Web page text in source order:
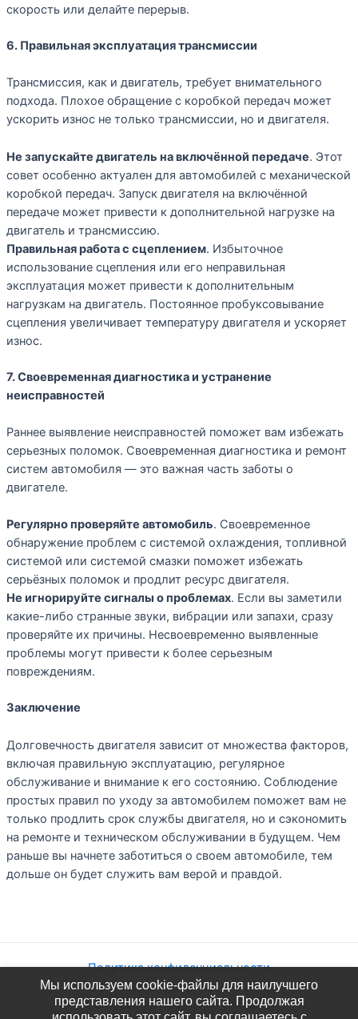
скорость или делайте перерыв.
6. Правильная эксплуатация трансмиссии
Трансмиссия, как и двигатель, требует внимательного
подхода. Плохое обращение с коробкой передач может
ускорить износ не только трансмиссии, но и двигателя.
Не запускайте двигатель на включённой передаче. Этот
совет особенно актуален для автомобилей с механической
коробкой передач. Запуск двигателя на включённой
передаче может привести к дополнительной нагрузке на
двигатель и трансмиссию.
Правильная работа с сцеплением. Избыточное
использование сцепления или его неправильная
эксплуатация может привести к дополнительным
нагрузкам на двигатель. Постоянное пробуксовывание
сцепления увеличивает температуру двигателя и ускоряет
износ.
7. Своевременная диагностика и устранение
неисправностей
Раннее выявление неисправностей поможет вам избежать
серьезных поломок. Своевременная диагностика и ремонт
систем автомобиля — это важная часть заботы о
двигателе.
Регулярно проверяйте автомобиль. Своевременное
обнаружение проблем с системой охлаждения, топливной
системой или системой смазки поможет избежать
серьёзных поломок и продлит ресурс двигателя.
Не игнорируйте сигналы о проблемах. Если вы заметили
какие-либо странные звуки, вибрации или запахи, сразу
проверяйте их причины. Несвоевременно выявленные
проблемы могут привести к более серьезным
повреждениям.
Заключение
Долговечность двигателя зависит от множества факторов,
включая правильную эксплуатацию, регулярное
обслуживание и внимание к его состоянию. Соблюдение
простых правил по уходу за автомобилем поможет вам не
только продлить срок службы двигателя, но и сэкономить
на ремонте и техническом обслуживании в будущем. Чем
раньше вы начнете заботиться о своем автомобиле, тем
дольше он будет служить вам верой и правдой.
Политика конфиденциальности
Согласие на обработку ПДн
Согласие на получение рекламы
Мы используем cookie-файлы для наилучшего
представления нашего сайта. Продолжая